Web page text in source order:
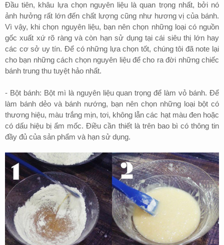
Đầu tiên, khâu lựa chọn nguyên liệu là quan trọng nhất, bởi nó
ảnh hưởng rất lớn đến chất lượng cũng như hương vị của bánh.
Vì vậy, khi chọn nguyên liệu, bạn nên chọn những loại có nguồn
gốc xuất xứ rõ ràng và còn hạn sử dụng tại cái siêu thị lớn hay
các cơ sở uy tín. Để có những lựa chọn tốt, chúng tôi đã note lại
cho bạn những cách chọn nguyên liệu để cho ra đời những chiếc
bánh trung thu tuyệt hảo nhất.
- Bột bánh: Bột mì là nguyên liệu quan trọng để làm vỏ bánh. Để
làm bánh dẻo và bánh nướng, bạn nên chọn những loại bột có
thương hiệu, màu trắng mịn, tơi, không lẫn các hạt màu đen hoặc
có dấu hiệu bị ẩm mốc. Điều cần thiết là trên bao bì có thông tin
đầy đủ của sản phẩm và hạn sử dụng.